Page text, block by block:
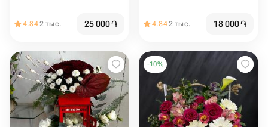
4.842 тыс. 25 000֏ 4.842 тыс. 18 000֏
-10%